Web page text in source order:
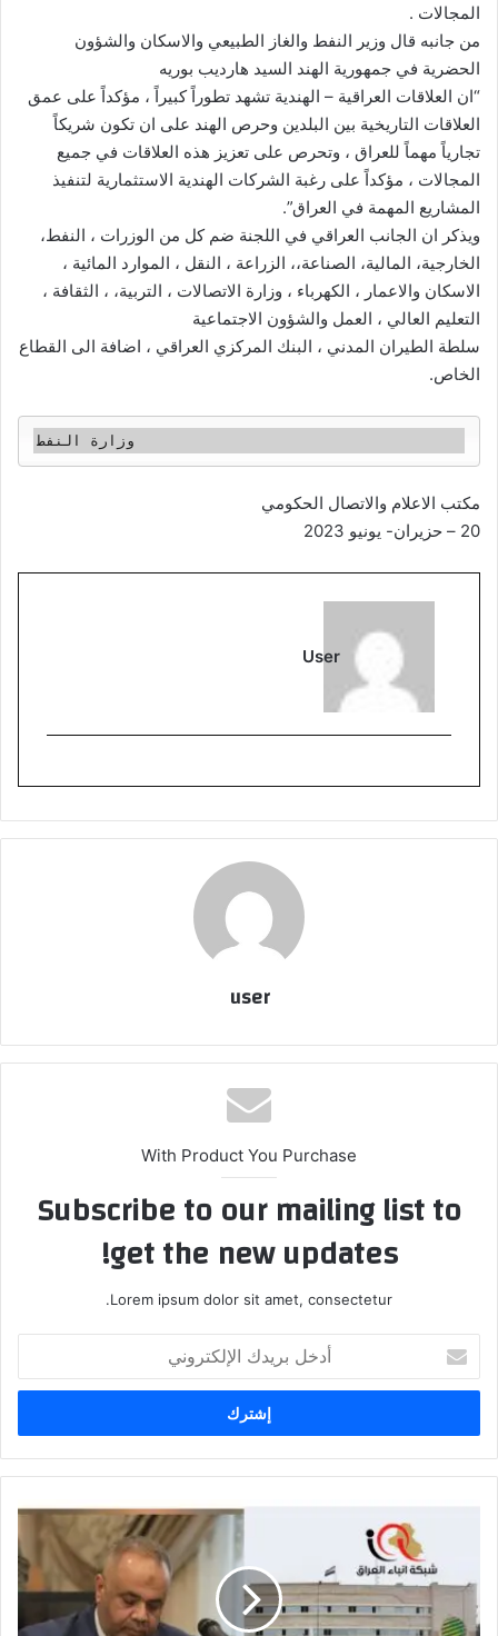
المجالات .
من جانبه قال وزير النفط والغاز الطبيعي والاسكان والشؤون
الحضرية في جمهورية الهند السيد هارديب بوريه
“ان العلاقات العراقية – الهندية تشهد تطوراً كبيراً ، مؤكداً على عمق
العلاقات التاريخية بين البلدين وحرص الهند على ان تكون شريكاً
تجارياً مهماً للعراق ، وتحرص على تعزيز هذه العلاقات في جميع
المجالات ، مؤكداً على رغبة الشركات الهندية الاستثمارية لتنفيذ
المشاريع المهمة في العراق”.
ويذكر ان الجانب العراقي في اللجنة ضم كل من الوزرات ، النفط،
الخارجية، المالية، الصناعة،، الزراعة ، النقل ، الموارد المائية ،
الاسكان والاعمار ، الكهرباء ، وزارة الاتصالات ، التربية، ، الثقافة ،
التعليم العالي ، العمل والشؤون الاجتماعية
سلطة الطيران المدني ، البنك المركزي العراقي ، اضافة الى القطاع
الخاص.
مكتب الاعلام والاتصال الحكومي
20 – حزيران- يونيو 2023
User
user
With Product You Purchase
Subscribe to our mailing list to
get the new updates!
Lorem ipsum dolor sit amet, consectetur.
بريدك
الإلكتروني
توزيع
المنتجات
النفطية